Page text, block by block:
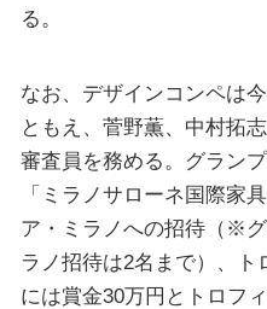
る。
なお、デザインコンペは
ともえ、菅野薫、中村拓
審査員を務める。グラン
「ミラノサローネ国際家
ア・ミラノへの招待（※
ラノ招待は2名まで）、ト
には賞金30万円とトロフ